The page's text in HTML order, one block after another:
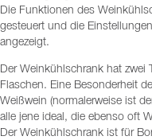
Die Funktionen des
gesteuert und die
angezeigt.
Der Weinkühlschrank hat zwei
Flaschen. Eine Besonderheit
Weißwein (normalerweise ist
alle jene ideal, die ebenso oft
Der Weinkühlschrank ist für